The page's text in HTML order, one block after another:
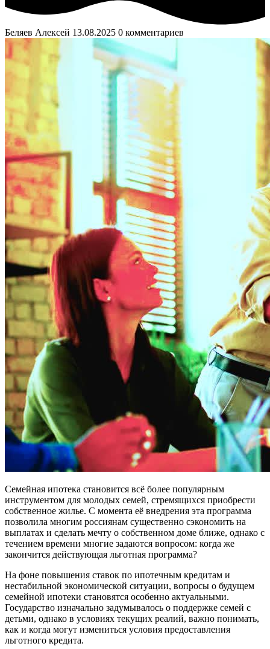
Беляев Алексей 13.08.2025 0 комментариев
Семейная ипотека становится всё более популярным
инструментом для молодых семей, стремящихся приобрести
собственное жилье. С момента её внедрения эта программа
позволила многим россиянам существенно сэкономить на
выплатах и сделать мечту о собственном доме ближе, однако с
течением времени многие задаются вопросом: когда же
закончится действующая льготная программа?
На фоне повышения ставок по ипотечным кредитам и
нестабильной экономической ситуации, вопросы о будущем
семейной ипотеки становятся особенно актуальными.
Государство изначально задумывалось о поддержке семей с
детьми, однако в условиях текущих реалий, важно понимать,
как и когда могут измениться условия предоставления
льготного кредита.